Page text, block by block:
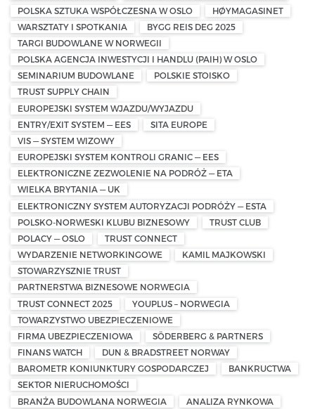
POLSKA SZTUKA WSPÓŁCZESNA W OSLO
HØYMAGASINET
WARSZTATY I SPOTKANIA
BYGG REIS DEG 2025
TARGI BUDOWLANE W NORWEGII
POLSKA AGENCJA INWESTYCJI I HANDLU (PAIH) W OSLO
SEMINARIUM BUDOWLANE
POLSKIE STOISKO
TRUST SUPPLY CHAIN
EUROPEJSKI SYSTEM WJAZDU/WYJAZDU
ENTRY/EXIT SYSTEM — EES
SITA EUROPE
VIS — SYSTEM WIZOWY
EUROPEJSKI SYSTEM KONTROLI GRANIC — EES
ELEKTRONICZNE ZEZWOLENIE NA PODRÓŻ — ETA
WIELKA BRYTANIA — UK
ELEKTRONICZNY SYSTEM AUTORYZACJI PODRÓŻY — ESTA
POLSKO-NORWESKI KLUBU BIZNESOWY
TRUST CLUB
POLACY — OSLO
TRUST CONNECT
WYDARZENIE NETWORKINGOWE
KAMIL MAJKOWSKI
STOWARZYSZNIE TRUST
PARTNERSTWA BIZNESOWE NORWEGIA
TRUST CONNECT 2025
YOUPLUS – NORWEGIA
TOWARZYSTWO UBEZPIECZENIOWE
FIRMA UBEZPIECZENIOWA
SÖDERBERG & PARTNERS
FINANS WATCH
DUN & BRADSTREET NORWAY
BAROMETR KONIUNKTURY GOSPODARCZEJ
BANKRUCTWA
SEKTOR NIERUCHOMOŚCI
BRANŻA BUDOWLANA NORWEGIA
ANALIZA RYNKOWA